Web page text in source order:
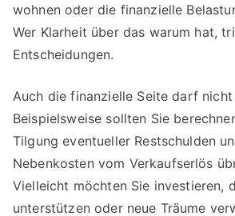
wohnen oder die finanzielle
Wer Klarheit über das warum hat,
Entscheidungen.
Auch die finanzielle Seite darf
Beispielsweise sollten Sie
Tilgung eventueller Restschulden
Nebenkosten vom Verkaufserlös
Vielleicht möchten Sie investieren,
unterstützen oder neue Träume